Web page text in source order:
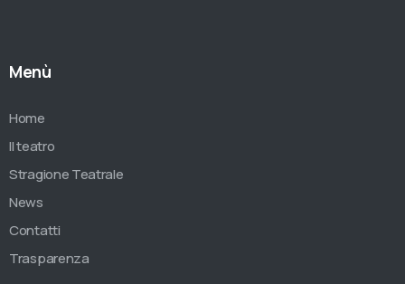
Menù
Home
Il teatro
Stragione Teatrale
News
Contatti
Trasparenza